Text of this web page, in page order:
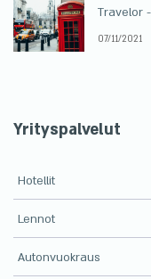
Travelor
07/11/2021
Yrityspalvelut
Hotellit
Lennot
Autonvuokraus